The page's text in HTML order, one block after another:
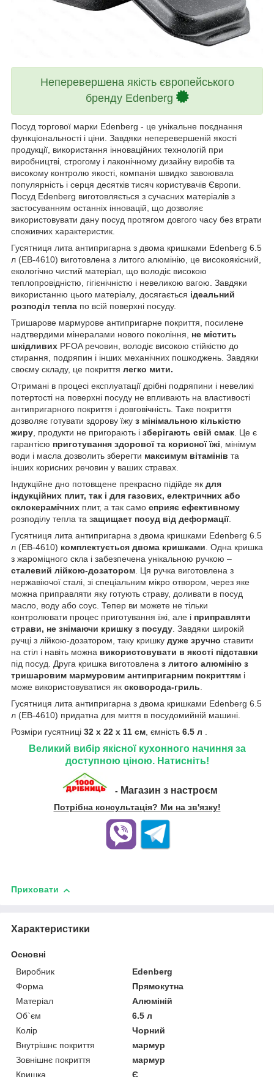
Неперевершена якість європейського
бренду Edenberg
Посуд торгової марки Edenberg - це унікальне поєднання
функціональності і ціни. Завдяки неперевершеній якості
продукції, використання інноваційних технологій при
виробництві, строгому і лаконічному дизайну виробів та
високому контролю якості, компанія швидко завоювала
популярність і серця десятків тисяч користувачів Європи.
Посуд Edenberg виготовляється з сучасних матеріалів з
застосуванням останніх інновацій, що дозволяє
використовувати дану посуд протягом довгого часу без втрати
споживчих характеристик.
Гусятниця лита антипригарна з двома кришками Edenberg 6.5
л (EB-4610) виготовлена з литого алюмінію, це високоякісний,
екологічно чистий матеріал, що володіє високою
теплопровідністю, гігієнічністю і невеликою вагою. Завдяки
використанню цього матеріалу, досягається ідеальний
розподіл тепла по всій поверхні посуду.
Тришарове мармурове антипригарне покриття, посилене
надтвердими мінералами нового покоління, не містить
шкідливих PFOA речовин, володіє високою стійкістю до
стирання, подряпин і інших механічних пошкоджень. Завдяки
своєму складу, це покриття легко мити.
Отримані в процесі експлуатації дрібні подряпини і невеликі
потертості на поверхні посуду не впливають на властивості
антипригарного покриття і довговічність. Таке покриття
дозволяє готувати здорову їжу з мінімальною кількістю
жиру , продукти не пригорають і зберігають свій смак . Це є
гарантією приготування здорової та корисної їжі , мінімум
води і масла дозволить зберегти максимум вітамінів та
інших корисних речовин у ваших стравах.
Індукційне дно потовщене прекрасно підійде як для
індукційних плит, так і для газових, електричних або
склокерамічних плит, а так само сприяє ефективному
розподілу тепла та защищает посуд від деформації.
Гусятниця лита антипригарна з двома кришками Edenberg 6.5
л (EB-4610) комплектується двома кришками . Одна кришка
з жароміцного скла і забезпечена унікальною ручкою –
сталевий лійкою-дозатором . Ця ручка виготовлена з
нержавіючої сталі, зі спеціальним мікро отвором, через яке
можна приправляти яку готують страву, доливати в посуд
масло, воду або соус. Тепер ви можете не тільки
контролювати процес приготування їжі, але і приправляти
страви, не знімаючи кришку з посуду . Завдяки широкій
ручці з лійкою-дозатором, таку кришку дуже зручно ставити
на стіл і навіть можна використовувати в якості підставки
під посуд. Друга кришка виготовлена з литого алюмінію з
тришаровим мармуровим антипригарним покриттям і
може використовуватися як сковорода-гриль
Гусятниця лита антипригарна з двома кришками Edenberg 6.5
л (EB-4610) придатна для миття в посудомийній машині.
Розміри гусятниці 32 х 22 х 11 см , ємність 6.5 л
Великий вибір якісної кухонного начиння за
доступною ціною. Натисніть!
- Магазин з настроєм
Потрібна консультація? Ми на зв'язку!
Приховати
Характеристики
Основні
Виробник
Edenberg
Форма
Прямокутна
Матеріал
Алюміній
Об`єм
6.5 л
Колір
Чорний
Внутрішнє покриття
мармур
Зовнішнє покриття
мармур
Кришка
Є